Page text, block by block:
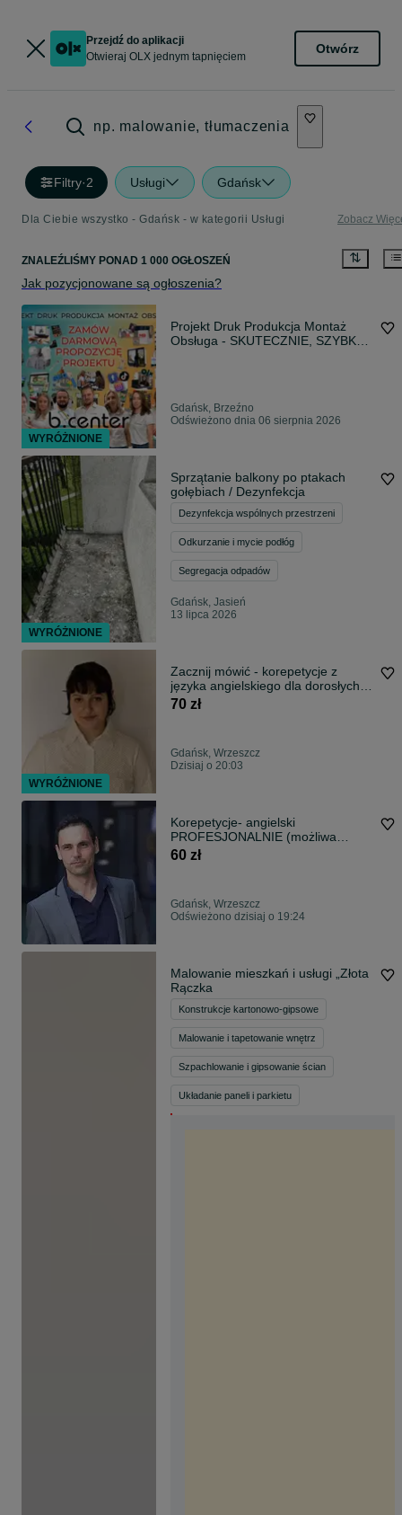
Przejdź do aplikacji
Otwieraj OLX jednym tapnięciem
Otwórz
np. malowanie, tłumaczenia
Filtry·2 Usługi Gdańsk
Dla Ciebie wszystko - Gdańsk - w kategorii Usługi Zobacz
ZNALEŹLIŚMY PONAD 1 000 OGŁOSZEŃ
Jak pozycjonowane są ogłoszenia?
Projekt Druk Produkcja Montaż
Obsługa - SKUTECZNIE, SZYBKO,
Gdańsk, Brzeźno
Odświeżono dnia 06 sierpnia 2026
Sprzątanie balkony po ptakach
gołębiach / Dezynfekcja
Dezynfekcja wspólnych przestrzeni
Odkurzanie i mycie podłóg
Segregacja odpadów
Gdańsk, Jasień
13 lipca 2026
Zacznij mówić - korepetycje z
języka angielskiego dla dorosłych,
rozmówki, gramatyka
70 zł
Gdańsk, Wrzeszcz
Dzisiaj o 20:03
Korepetycje- angielski
PROFESJONALNIE (możliwa
faktura)
60 zł
Gdańsk, Wrzeszcz
Odświeżono dzisiaj o 19:24
Malowanie mieszkań i usługi „Złota
Rączka
Konstrukcje kartonowo-gipsowe
Malowanie i tapetowanie wnętrz
Szpachlowanie i gipsowanie ścian
Układanie paneli i parkietu
WYRÓŻNIONE
WYRÓŻNIONE
WYRÓŻNIONE